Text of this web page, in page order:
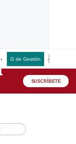
G de Gestión
SUSCRÍBETE